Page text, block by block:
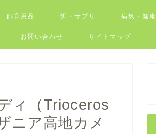
飼育用品 餌・サプリ 病気・健康
お問い合わせ サイトマップ
ィ（Trioceros
ニア高地カメ